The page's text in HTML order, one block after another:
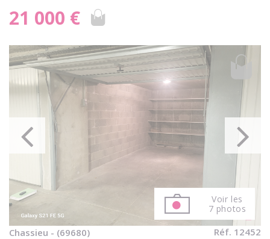
Chassieu - (69680) Réf. 12452
21 000 €
Voir les
7 photos